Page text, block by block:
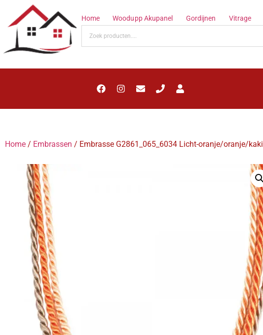
Home Woodupp Akupanel Gordijnen Vitrage
Home / Embrassen / Embrasse G2861_065_6034 Licht-oranje/oranje/kaki